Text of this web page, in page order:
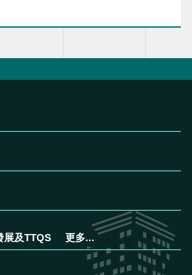
展及TTQS 更多...